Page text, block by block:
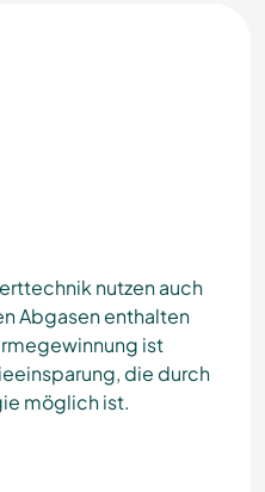
nutzen auch
Abgasen enthalten
ist
die durch
möglich ist.